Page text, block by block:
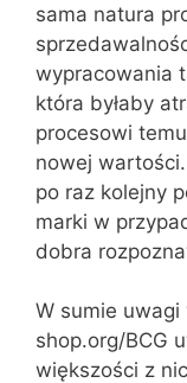
sama natura
wypracowania
która byłaby
procesowi
nowej
po raz kolejny
marki w
dobra
W sumie
shop.org/BCG
większości z